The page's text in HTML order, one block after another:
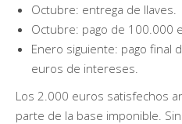
Octubre: entrega de llaves.
Octubre: pago de 100.000
Enero siguiente: pago final
euros de intereses.
Los 2.000 euros satisfechos
parte de la base imponible.